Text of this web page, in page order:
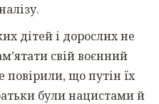
дітей і дорослих не
свій воєнний
повірили, що путін їх
були нацистами й